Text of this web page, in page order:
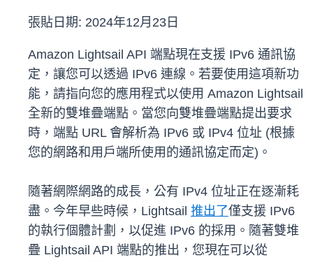
張貼日期: 2024年12月23日
Amazon Lightsail API 端點現在支援 IPv6 通訊協
定，讓您可以透過 IPv6 連線。若要使用這項新功
能，請指向您的應用程式以使用 Amazon Lightsail
全新的雙堆疊端點。當您向雙堆疊端點提出要求
時，端點 URL 會解析為 IPv6 或 IPv4 位址 (根據
您的網路和用戶端所使用的通訊協定而定)。
隨著網際網路的成長，公有 IPv4 位址正在逐漸耗
盡。今年早些時候，Lightsail 推出了僅支援 IPv6
的執行個體計劃，以促進 IPv6 的採用。隨著雙堆
疊 Lightsail API 端點的推出，您現在可以從